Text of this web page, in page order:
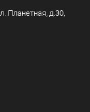
Планетная, д.30,